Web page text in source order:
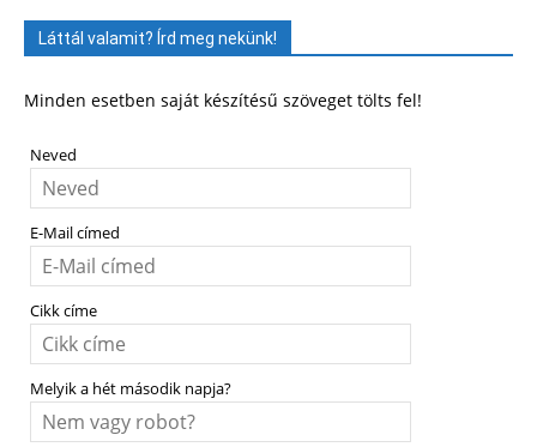
Láttál valamit? Írd meg nekünk!
Minden esetben saját készítésű szöveget tölts fel!
Neved
E-Mail címed
Cikk címe
Melyik a hét második napja?